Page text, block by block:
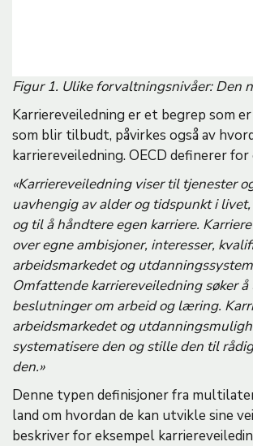
Figur 1. Ulike forvaltningsnivåer: Den
Karriereveiledning er et begrep som
som blir tilbudt, påvirkes også av
karriereveiledning. OECD definerer
«Karriereveiledning viser til tjenester
uavhengig av alder og tidspunkt i
og til å håndtere egen karriere.
over egne ambisjoner, interesser,
arbeidsmarkedet og
Omfattende karriereveiledning søker
beslutninger om arbeid og læring.
arbeidsmarkedet og
systematisere den og stille den til
den.»
Denne typen definisjoner fra
land om hvordan de kan utvikle sine
beskriver for eksempel